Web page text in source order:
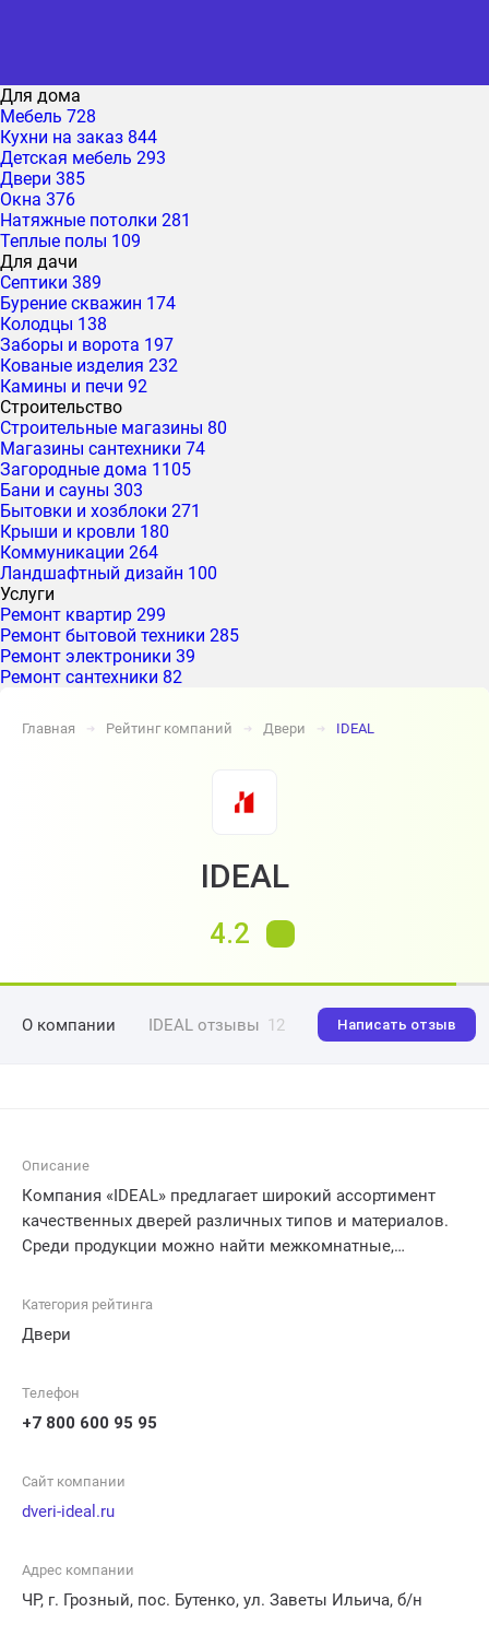
Для дома
Мебель 728
Кухни на заказ 844
Детская мебель 293
Двери 385
Окна 376
Натяжные потолки 281
Теплые полы 109
Для дачи
Септики 389
Бурение скважин 174
Колодцы 138
Заборы и ворота 197
Кованые изделия 232
Камины и печи 92
Строительство
Строительные магазины 80
Магазины сантехники 74
Загородные дома 1105
Бани и сауны 303
Бытовки и хозблоки 271
Крыши и кровли 180
Коммуникации 264
Ландшафтный дизайн 100
Услуги
Ремонт квартир 299
Ремонт бытовой техники 285
Ремонт электроники 39
Ремонт сантехники 82
Главная ➔ Рейтинг компаний ➔ Двери ➔ IDEAL
IDEAL
4.2
О компании IDEAL отзывы 12 Написать отзыв
Описание
Компания «IDEAL» предлагает широкий ассортимент
качественных дверей различных типов и материалов.
Среди продукции можно найти межкомнатные,
того, клиентам доступны услуги по индивидуальному
также монтажные работы. Компания обладает
использует только проверенные материалы, что
обеспечивает надежность и долговечность продукции.
Категория рейтинга
Двери
Телефон
+7 800 600 95 95
Сайт компании
dveri-ideal.ru
Адрес компании
ЧР, г. Грозный, пос. Бутенко, ул. Заветы Ильича, б/н